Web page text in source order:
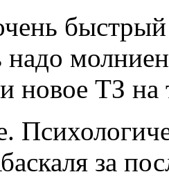
надо
новое ТЗ
за